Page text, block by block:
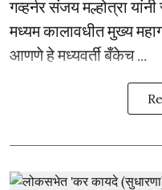
गव्हर्नर संजय मल्होत्रा
मध्यम कालावधीत मुख्य
आणणे हे मध्यवर्ती बँकेच ...